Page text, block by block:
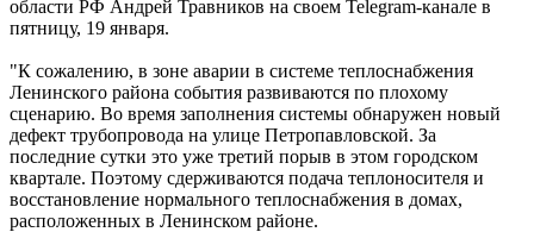
области РФ Андрей Травников на своем Telegram-канале в
пятницу, 19 января.
"К сожалению, в зоне аварии в системе теплоснабжения
Ленинского района события развиваются по плохому
сценарию. Во время заполнения системы обнаружен новый
дефект трубопровода на улице Петропавловской. За
последние сутки это уже третий порыв в этом городском
квартале. Поэтому сдерживаются подача теплоносителя и
восстановление нормального теплоснабжения в домах,
расположенных в Ленинском районе.